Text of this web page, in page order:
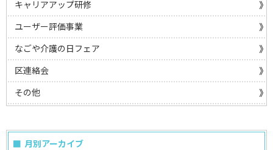
キャリアアップ研修
ユーザー評価事業
なごや介護の日フェア
区連絡会
その他
月別アーカイブ